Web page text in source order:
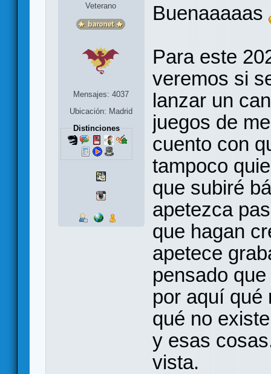
Veterano
Mensajes: 4037
Ubicación: Madrid
Distinciones
Buenaaaaas
Para este
veremos si
lanzar un
juegos de
cuento con
tampoco
que subiré
apetezca
que hagan
apetece
pensado
por aquí qué
qué no
y esas
vista.